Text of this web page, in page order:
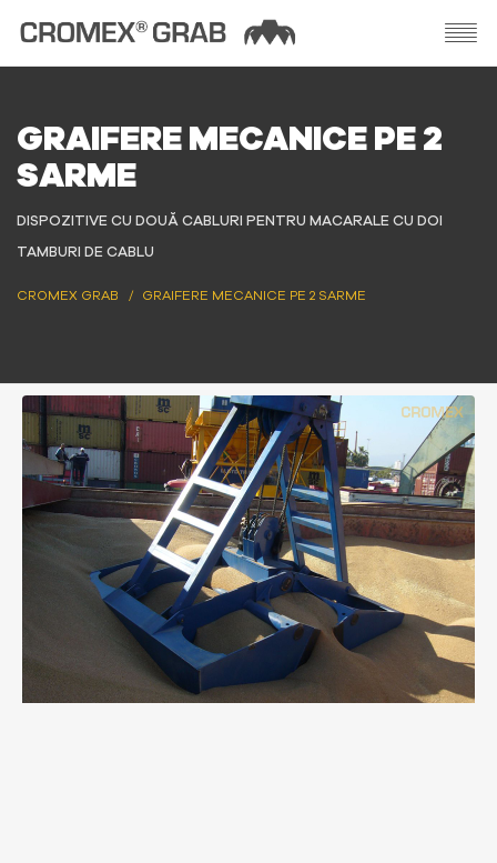
GRAIFERE MECANICE PE 2
SARME
DISPOZITIVE CU DOUĂ CABLURI PENTRU MACARALE CU DOI
TAMBURI DE CABLU
CROMEX GRAB GRAIFERE MECANICE PE 2 SARME